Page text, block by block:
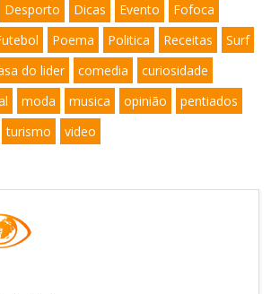
Desporto Dicas Evento
Fofoca
Poema Politica Receitas
Surf
do lider comedia
curiosidade
moda musica opinião
pentiados
turismo video